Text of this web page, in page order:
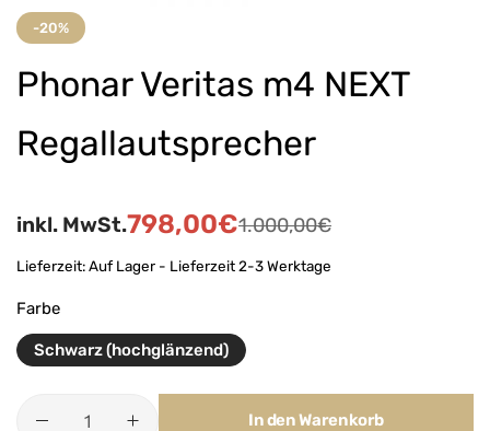
-20%
Phonar Veritas m4 NEXT
Regallautsprecher
1.000,00€
798,00€
inkl. MwSt.
Lieferzeit:Auf Lager - Lieferzeit 2-3 Werktage
Farbe
Schwarz (hochglänzend)
In den Warenkorb